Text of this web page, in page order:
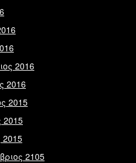
2016
2016
2015
2015
2015
2105